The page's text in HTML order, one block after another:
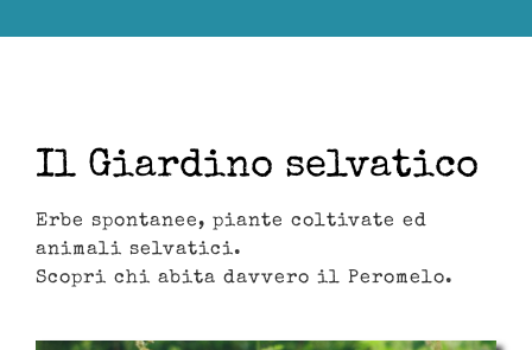
Il Giardino selvatico
Erbe spontanee, piante coltivate ed
animali selvatici.
Scopri chi abita davvero il Peromelo.